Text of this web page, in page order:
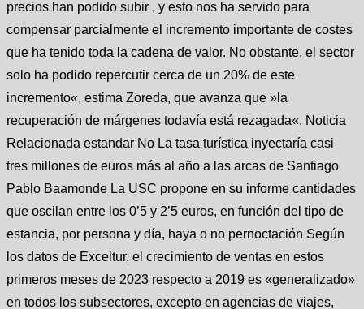
precios han podido subir , y esto nos ha servido para
compensar parcialmente el incremento importante de costes
que ha tenido toda la cadena de valor. No obstante, el sector
solo ha podido repercutir cerca de un 20% de este
incremento«, estima Zoreda, que avanza que »la
recuperación de márgenes todavía está rezagada«. Noticia
Relacionada estandar No La tasa turística inyectaría casi
tres millones de euros más al año a las arcas de Santiago
Pablo Baamonde La USC propone en su informe cantidades
que oscilan entre los 0’5 y 2’5 euros, en función del tipo de
estancia, por persona y día, haya o no pernoctación Según
los datos de Exceltur, el crecimiento de ventas en estos
primeros meses de 2023 respecto a 2019 es «generalizado»
en todos los subsectores, excepto en agencias de viajes,